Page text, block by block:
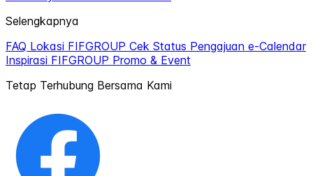
Selengkapnya
FAQ Lokasi FIFGROUP Cek Status Pengajuan e-Calendar
Inspirasi FIFGROUP Promo & Event
Tetap Terhubung Bersama Kami